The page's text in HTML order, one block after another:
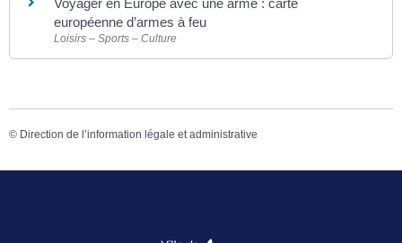
européenne d’armes à feu
Loisirs – Sports – Culture
© Direction de l’information légale et administrative